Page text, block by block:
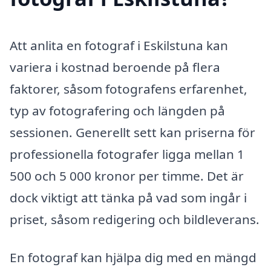
Att anlita en fotograf i Eskilstuna kan
variera i kostnad beroende på flera
faktorer, såsom fotografens erfarenhet,
typ av fotografering och längden på
sessionen. Generellt sett kan priserna för
professionella fotografer ligga mellan 1
500 och 5 000 kronor per timme. Det är
dock viktigt att tänka på vad som ingår i
priset, såsom redigering och bildleverans.
En fotograf kan hjälpa dig med en mängd